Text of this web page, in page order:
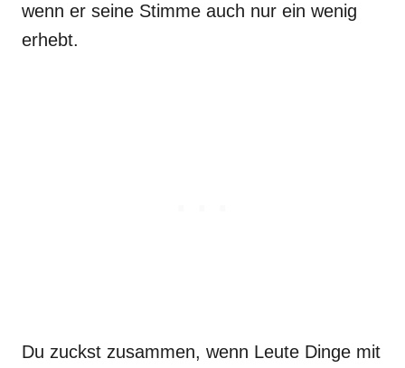
wenn er seine Stimme auch nur ein wenig
erhebt.
Du zuckst zusammen, wenn Leute Dinge mit